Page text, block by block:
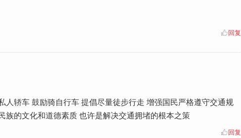
回复
人轿车 鼓励骑自行车 提倡尽量徒步行走 增强国民严格遵守交通规
族的文化和道德素质 也许是解决交通拥堵的根本之策
回复